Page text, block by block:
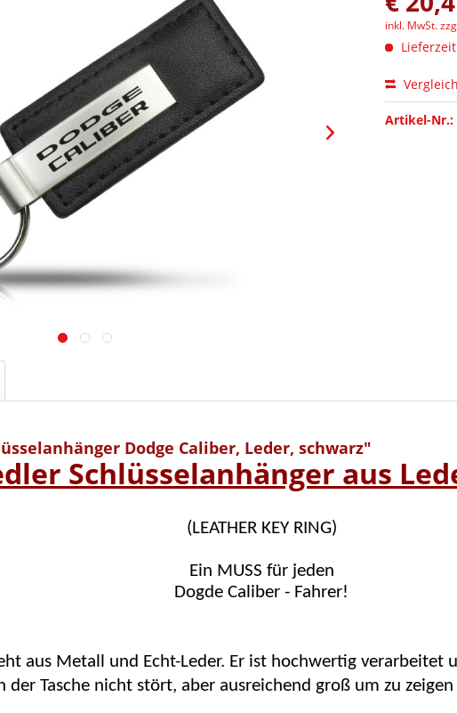
inkl. MwSt.
Artikel-Nr.:
Dodge Caliber, Leder, schwarz"
Schlüsselanhänger aus
(LEATHER KEY RING)
Ein MUSS für jeden
Dogde Caliber - Fahrer!
aus Metall und Echt-Leder. Er ist hochwertig verarbeitet
der Tasche nicht stört, aber ausreichend groß um zu